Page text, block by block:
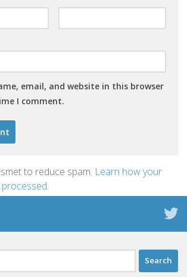
email, and website in this browser
I comment.
to reduce spam. Learn how your